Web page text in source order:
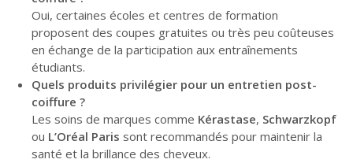
Oui, certaines écoles et centres de formation
proposent des coupes gratuites ou très peu coûteuses
en échange de la participation aux entraînements
étudiants.
Quels produits privilégier pour un entretien post-
coiffure ?
Les soins de marques comme Kérastase, Schwarzkopf
ou L’Oréal Paris sont recommandés pour maintenir la
santé et la brillance des cheveux.